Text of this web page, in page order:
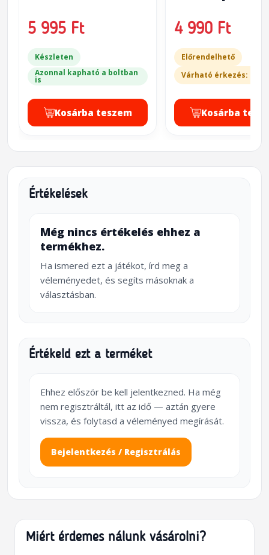
5 995 Ft
Készleten
Azonnal kapható a boltban
is
Kosárba teszem
4 990 Ft
Előrendelhető
Várható érkezés: 2-3
Kosárba
Értékelések
Még nincs értékelés ehhez a
termékhez.
Ha ismered ezt a játékot, írd meg a
véleményedet, és segíts másoknak a
választásban.
Értékeld ezt a terméket
Ehhez először be kell jelentkezned. Ha még
nem regisztráltál, itt az idő — aztán gyere
vissza, és folytasd a véleményed megírását.
Bejelentkezés / Regisztrálás
Miért érdemes nálunk vásárolni?